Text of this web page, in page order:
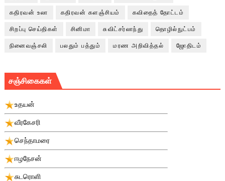
கதிரவன் உலா கதிரவன் களஞ்சியம் கவிதைத் தோட்டம்
சிறப்பு செய்திகள் சினிமா சுவிட்சர்லாந்து தொழில்நுட்பம்
நினைவஞ்சலி பலதும் பத்தும் மரண அறிவித்தல் ஜோதிடம்
சஞ்சிகைகள்
உதயன்
வீரகேசரி
செந்தாமரை
ஈழநேசன்
சுடரொளி